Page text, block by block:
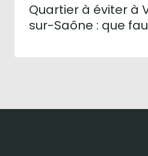
Quartier à éviter à
sur-Saône : que